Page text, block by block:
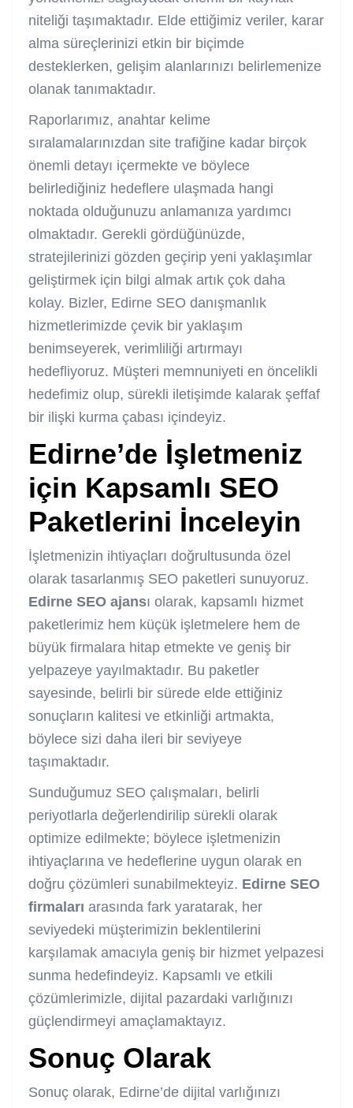
niteliği taşımaktadır. Elde ettiğimiz veriler, karar
alma süreçlerinizi etkin bir biçimde
desteklerken, gelişim alanlarınızı belirlemenize
olanak tanımaktadır.
Raporlarımız, anahtar kelime
sıralamalarınızdan site trafiğine kadar birçok
önemli detayı içermekte ve böylece
belirlediğiniz hedeflere ulaşmada hangi
noktada olduğunuzu anlamanıza yardımcı
olmaktadır. Gerekli gördüğünüzde,
stratejilerinizi gözden geçirip yeni yaklaşımlar
geliştirmek için bilgi almak artık çok daha
kolay. Bizler, Edirne SEO danışmanlık
hizmetlerimizde çevik bir yaklaşım
benimseyerek, verimliliği artırmayı
hedefliyoruz. Müşteri memnuniyeti en öncelikli
hedefimiz olup, sürekli iletişimde kalarak şeffaf
bir ilişki kurma çabası içindeyiz.
Edirne’de İşletmeniz
için Kapsamlı SEO
Paketlerini İnceleyin
İşletmenizin ihtiyaçları doğrultusunda özel
olarak tasarlanmış SEO paketleri sunuyoruz.
Edirne SEO ajansı olarak, kapsamlı hizmet
paketlerimiz hem küçük işletmelere hem de
büyük firmalara hitap etmekte ve geniş bir
yelpazeye yayılmaktadır. Bu paketler
sayesinde, belirli bir sürede elde ettiğiniz
sonuçların kalitesi ve etkinliği artmakta,
böylece sizi daha ileri bir seviyeye
taşımaktadır.
Sunduğumuz SEO çalışmaları, belirli
periyotlarla değerlendirilip sürekli olarak
optimize edilmekte; böylece işletmenizin
ihtiyaçlarına ve hedeflerine uygun olarak en
doğru çözümleri sunabilmekteyiz. Edirne SEO
firmaları arasında fark yaratarak, her
seviyedeki müşterimizin beklentilerini
karşılamak amacıyla geniş bir hizmet yelpazesi
sunma hedefindeyiz. Kapsamlı ve etkili
çözümlerimizle, dijital pazardaki varlığınızı
güçlendirmeyi amaçlamaktayız.
Sonuç Olarak
Sonuç olarak, Edirne’de dijital varlığınızı